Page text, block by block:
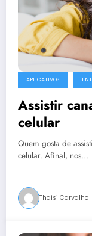
APLICATIVOS
Assistir
celular
Quem gosta de
celular. Afinal, nos…
Thaisi Carvalho